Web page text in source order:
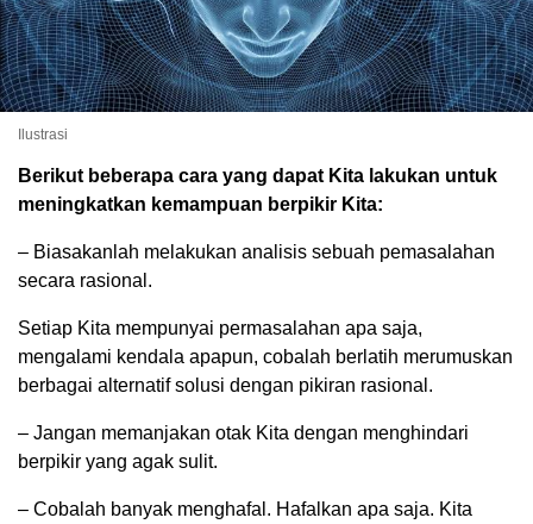
Ilustrasi
Berikut beberapa cara yang dapat Kita lakukan untuk
meningkatkan kemampuan berpikir Kita:
– Biasakanlah melakukan analisis sebuah pemasalahan
secara rasional.
Setiap Kita mempunyai permasalahan apa saja,
mengalami kendala apapun, cobalah berlatih merumuskan
berbagai alternatif solusi dengan pikiran rasional.
– Jangan memanjakan otak Kita dengan menghindari
berpikir yang agak sulit.
– Cobalah banyak menghafal. Hafalkan apa saja. Kita